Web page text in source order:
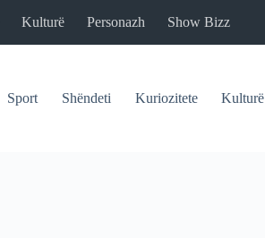
Kulturë Personazh Show Bizz
Sport Shëndeti Kuriozitete Kulturë